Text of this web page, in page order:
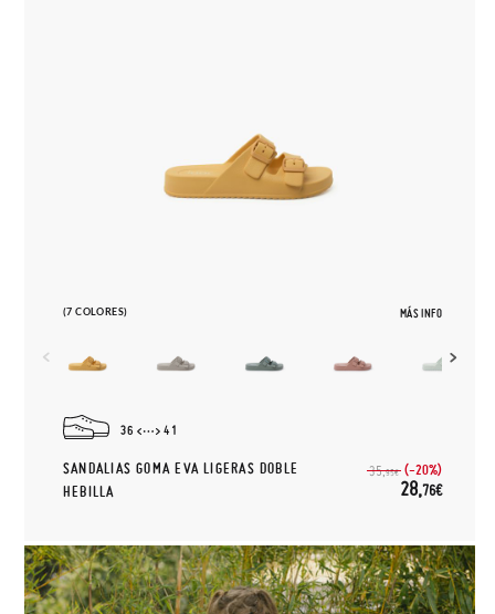
(7 COLORES) MÁS INFO
36 41
SANDALIAS GOMA EVA LIGERAS DOBLE
HEBILLA
35,95€ (-20%)
28,76€